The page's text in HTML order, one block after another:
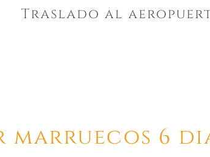
Traslado al
marruecos 6